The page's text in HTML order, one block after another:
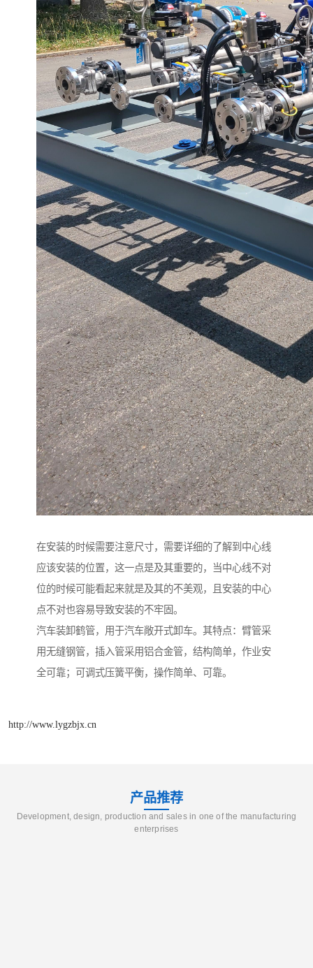
在安装的时候需要注意尺寸，需要详细的了解到中心线
应该安装的位置，这一点是及其重要的，当中心线不对
位的时候可能看起来就是及其的不美观，且安装的中心
点不对也容易导致安装的不牢固。
汽车装卸鹤管，用于汽车敞开式卸车。其特点：臂管采
用无缝钢管，插入管采用铝合金管，结构简单，作业安
全可靠；可调式压簧平衡，操作简单、可靠。
http://www.lygzbjx.cn
产品推荐
Development, design, production and sales in one of the manufacturing
enterprises